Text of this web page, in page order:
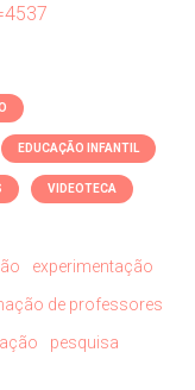
EDUCAÇÃO INFANTIL
VIDEOTECA
experimentação
de professores
pesquisa